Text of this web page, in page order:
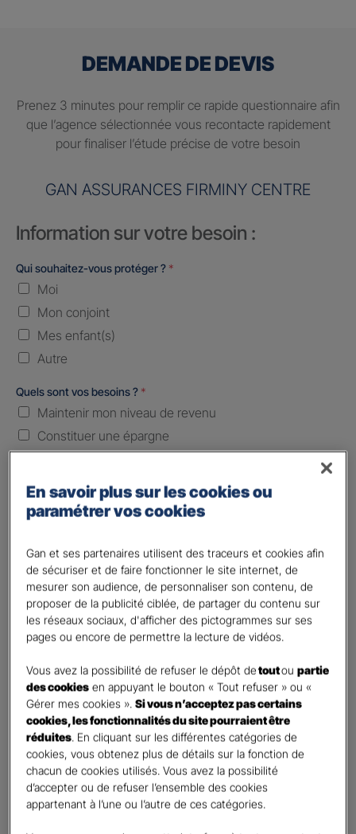
DEMANDE DE DEVIS
Prenez 3 minutes pour remplir ce rapide questionnaire afin
que l’agence sélectionnée vous recontacte rapidement
pour finaliser l’étude précise de votre besoin
GAN ASSURANCES FIRMINY CENTRE
Information sur votre besoin :
Qui souhaitez-vous protéger ? *
Moi
Mon conjoint
Mes enfant(s)
Autre
Quels sont vos besoins ? *
Maintenir mon niveau de revenu
Constituer une épargne
Percevoir un complément de revenu
Optimiser ma fiscalité
Plusieurs choix possibles
Vos informations :
Etes-vous déjà client Gan assurances ?*
Oui
Civilité*
Madame
Monsieur
Contact*
First
En savoir plus sur les cookies ou
paramétrer vos cookies
Gan et ses partenaires utilisent des traceurs et cookies afin
de sécuriser et de faire fonctionner le site internet, de
mesurer son audience, de personnaliser son contenu, de
proposer de la publicité ciblée, de partager du contenu sur
les réseaux sociaux, d'afficher des pictogrammes sur ses
pages ou encore de permettre la lecture de vidéos.
Vous avez la possibilité de refuser le dépôt detoutoupartie
des cookies en appuyant le bouton « Tout refuser » ou «
Gérer mes cookies ».Si vous n’acceptez pas certains
cookies, les fonctionnalités du site pourraient être
réduites . En cliquant sur les différentes catégories de
cookies, vous obtenez plus de détails sur la fonction de
chacun de cookies utilisés. Vous avez la possibilité
d’accepter ou de refuser l’ensemble des cookies
appartenant à l’une ou l’autre de ces catégories.